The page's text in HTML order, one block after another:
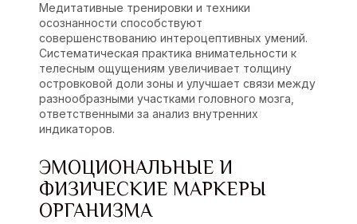
Медитативные тренировки и техники
осознанности способствуют
совершенствованию интероцептивных умений.
Систематическая практика внимательности к
телесным ощущениям увеличивает толщину
островковой доли зоны и улучшает связи между
разнообразными участками головного мозга,
ответственными за анализ внутренних
индикаторов.
ЭМОЦИОНАЛЬНЫЕ И
ФИЗИЧЕСКИЕ МАРКЕРЫ
ОРГАНИЗМА